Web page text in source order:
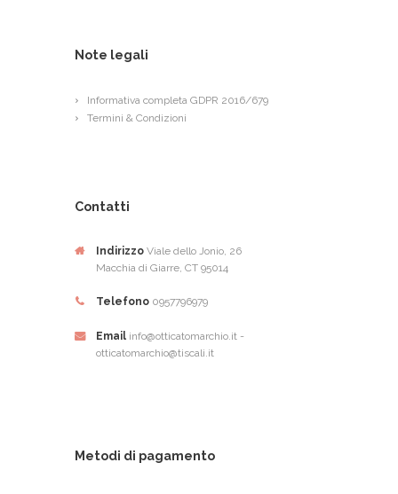
Note legali
Informativa completa GDPR 2016/679
Termini & Condizioni
Contatti
Indirizzo Viale dello Jonio, 26
Macchia di Giarre, CT 95014
Telefono 0957796979
Email info@otticatomarchio.it -
otticatomarchio@tiscali.it
Metodi di pagamento